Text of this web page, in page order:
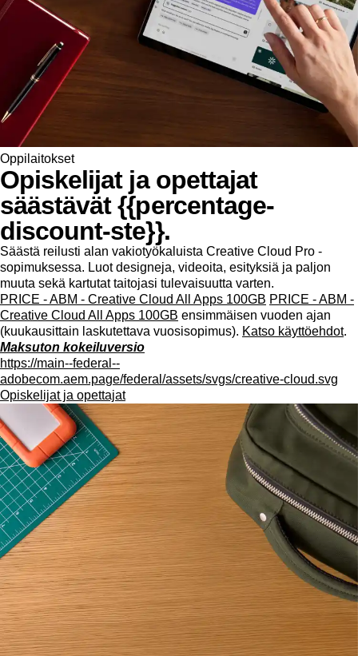
Oppilaitokset
Opiskelijat ja opettajat
säästävät {{percentage-
discount-ste}}.
Säästä reilusti alan vakiotyökaluista Creative Cloud Pro -
sopimuksessa. Luot designeja, videoita, esityksiä ja paljon
muuta sekä kartutat taitojasi tulevaisuutta varten.
PRICE - ABM - Creative Cloud All Apps 100GB PRICE - ABM -
Creative Cloud All Apps 100GB ensimmäisen vuoden ajan
(kuukausittain laskutettava vuosisopimus). Katso käyttöehdot.
Maksuton kokeiluversio
https://main--federal--
adobecom.aem.page/federal/assets/svgs/creative-cloud.svg
Opiskelijat ja opettajat